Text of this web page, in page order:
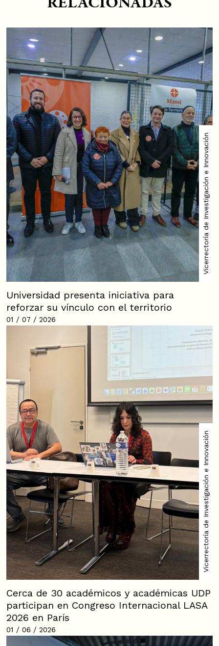
Vicerrectoría de Investigación e Innovación
Universidad presenta iniciativa para
reforzar su vínculo con el territorio
01 / 07 / 2026
Vicerrectoría de Investigación e Innovación
Cerca de 30 académicos y académicas UDP
participan en Congreso Internacional LASA
2026 en París
01 / 06 / 2026